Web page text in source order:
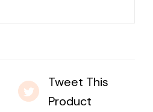
Tweet This
Product